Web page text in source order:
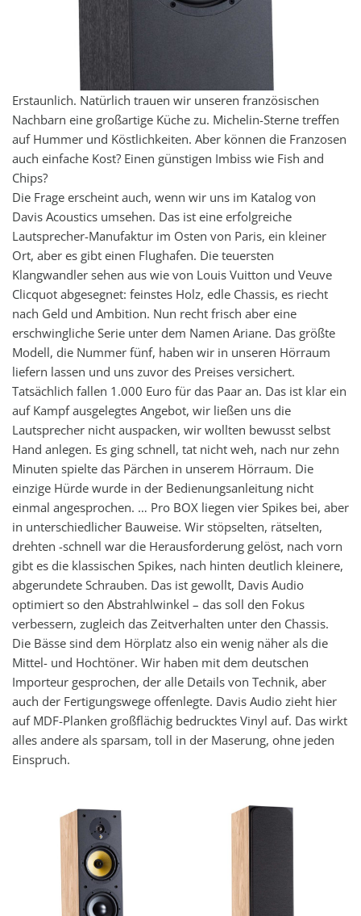
Erstaunlich. Natürlich trauen wir unseren französischen
Nachbarn eine großartige Küche zu. Michelin-Sterne treffen
auf Hummer und Köstlichkeiten. Aber können die Franzosen
auch einfache Kost? Einen günstigen Imbiss wie Fish and
Chips?
Die Frage erscheint auch, wenn wir uns im Katalog von
Davis Acoustics umsehen. Das ist eine erfolgreiche
Lautsprecher-Manufaktur im Osten von Paris, ein kleiner
Ort, aber es gibt einen Flughafen. Die teuersten
Klangwandler sehen aus wie von Louis Vuitton und Veuve
Clicquot abgesegnet: feinstes Holz, edle Chassis, es riecht
nach Geld und Ambition. Nun recht frisch aber eine
erschwingliche Serie unter dem Namen Ariane. Das größte
Modell, die Nummer fünf, haben wir in unseren Hörraum
liefern lassen und uns zuvor des Preises versichert.
Tatsächlich fallen 1.000 Euro für das Paar an. Das ist klar ein
auf Kampf ausgelegtes Angebot, wir ließen uns die
Lautsprecher nicht auspacken, wir wollten bewusst selbst
Hand anlegen. Es ging schnell, tat nicht weh, nach nur zehn
Minuten spielte das Pärchen in unserem Hörraum. Die
einzige Hürde wurde in der Bedienungsanleitung nicht
einmal angesprochen. … Pro BOX liegen vier Spikes bei, aber
in unterschiedlicher Bauweise. Wir stöpselten, rätselten,
drehten -schnell war die Herausforderung gelöst, nach vorn
gibt es die klassischen Spikes, nach hinten deutlich kleinere,
abgerundete Schrauben. Das ist gewollt, Davis Audio
optimiert so den Abstrahlwinkel – das soll den Fokus
verbessern, zugleich das Zeitverhalten unter den Chassis.
Die Bässe sind dem Hörplatz also ein wenig näher als die
Mittel- und Hochtöner. Wir haben mit dem deutschen
Importeur gesprochen, der alle Details von Technik, aber
auch der Fertigungswege offenlegte. Davis Audio zieht hier
auf MDF-Planken großflächig bedrucktes Vinyl auf. Das wirkt
alles andere als sparsam, toll in der Maserung, ohne jeden
Einspruch.